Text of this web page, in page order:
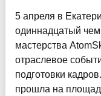
5 апреля в
одиннадцатый
мастерства
отраслевое
подготовки
прошла на